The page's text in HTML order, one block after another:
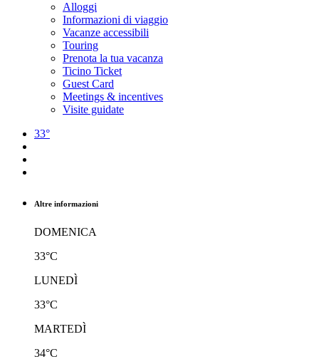
Alloggi
Informazioni di viaggio
Vacanze accessibili
Touring
Prenota la tua vacanza
Ticino Ticket
Guest Card
Meetings & incentives
Visite guidate
33°
Altre informazioni
DOMENICA
33°C
LUNEDÌ
33°C
MARTEDÌ
34°C